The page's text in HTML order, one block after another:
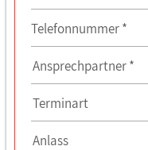
Telefonnummer *
Ansprechpartner *
Terminart
Anlass